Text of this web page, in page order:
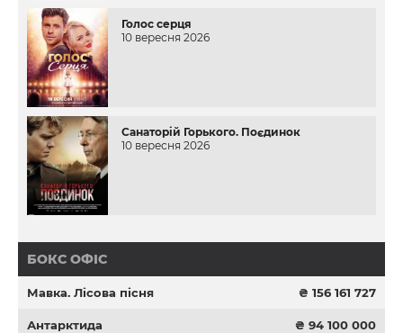
Голос серця
10 вересня 2026
Санаторій Горького. Поєдинок
10 вересня 2026
БОКС ОФІС
Мавка. Лісова пісня ₴ 156 161 727
Антарктида ₴ 94 100 000